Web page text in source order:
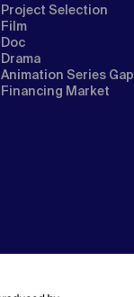
Project Selection
Film
Doc
Drama
Animation Series Gap
Financing Market